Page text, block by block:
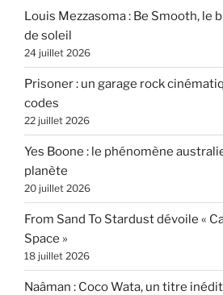
Louis Mezzasoma : Be Smooth, le
de soleil
24 juillet 2026
Prisoner : un garage rock
codes
22 juillet 2026
Yes Boone : le phénomène
planète
20 juillet 2026
From Sand To Stardust dévoile «
Space »
18 juillet 2026
Naâman : Coco Wata, un titre